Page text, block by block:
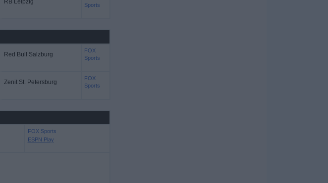
RB Leipzig
Sports
Red Bull Salzburg
FOX
Sports
Zenit St. Petersburg
FOX
Sports
FOX Sports
ESPN Play